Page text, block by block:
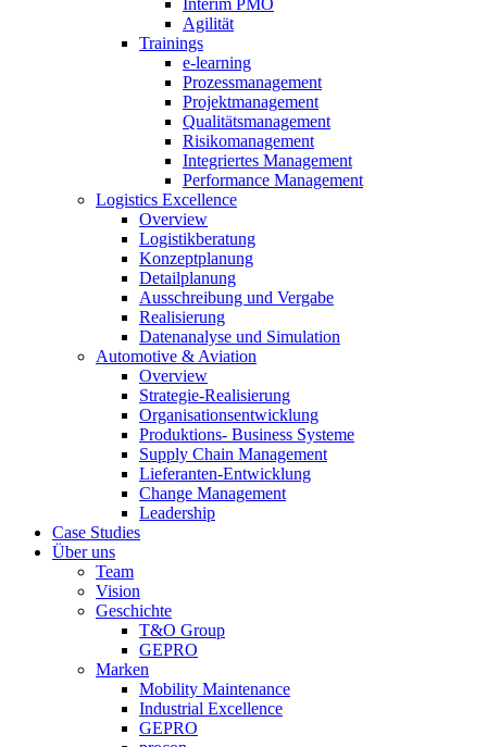
Interim PMO
Agilität
Trainings
e-learning
Prozessmanagement
Projektmanagement
Qualitätsmanagement
Risikomanagement
Integriertes Management
Performance Management
Logistics Excellence
Overview
Logistikberatung
Konzeptplanung
Detailplanung
Ausschreibung und Vergabe
Realisierung
Datenanalyse und Simulation
Automotive & Aviation
Overview
Strategie-Realisierung
Organisationsentwicklung
Produktions- Business Systeme
Supply Chain Management
Lieferanten-Entwicklung
Change Management
Leadership
Case Studies
Über uns
Team
Vision
Geschichte
T&O Group
GEPRO
Marken
Mobility Maintenance
Industrial Excellence
GEPRO